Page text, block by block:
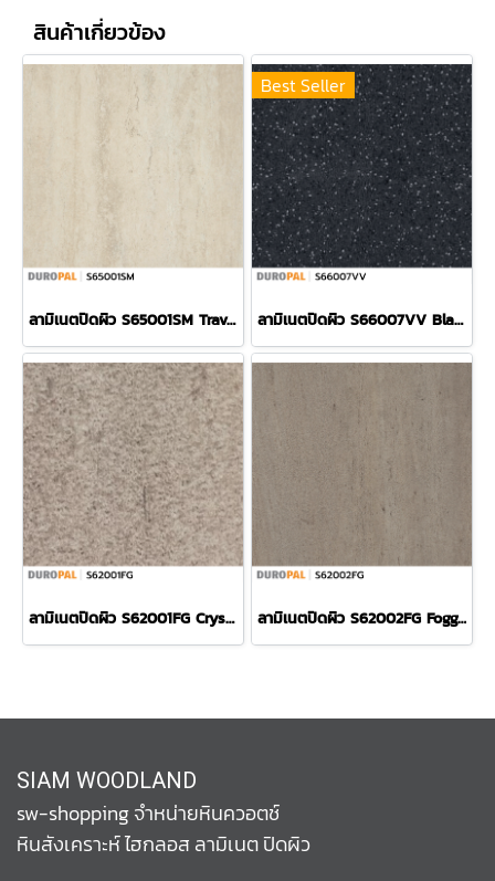
สินค้าเกี่ยวข้อง
ลามิเนตปิดผิว S65001SM Travertine แบรนด์ Duropal
Best Seller
ลามิเนตปิดผิว S66007VV Black Myriade แบรนด์ Duropal
ลามิเนตปิดผิว S62001FG Crystal Gray Morocco แบรนด์ Duropal ลามิเนตปิดผิว S62002FG Foggy Gray Morocco แบรนด์ Duropal
SIAM WOODLAND
sw-shopping จำหน่ายหินควอตช์
หินสังเคราะห์ ไฮกลอส ลามิเนต ปิดผิว